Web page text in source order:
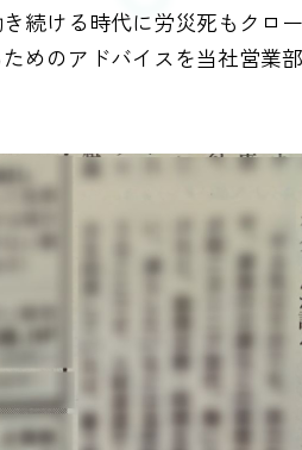
続ける時代に労災死もクロ
めのアドバイスを当社営業